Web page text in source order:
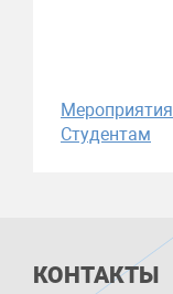
Мероприятия
Студентам
КОНТАКТЫ